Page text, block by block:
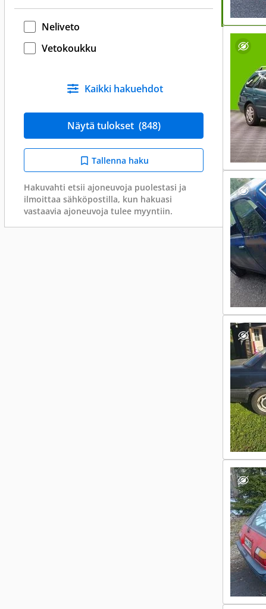
Neliveto
Vetokoukku
Kaikki hakuehdot
Näytä tulokset (848)
Tallenna haku
Hakuvahti etsii ajoneuvoja puolestasi ja
ilmoittaa sähköpostilla, kun hakuasi
vastaavia ajoneuvoja tulee myyntiin.